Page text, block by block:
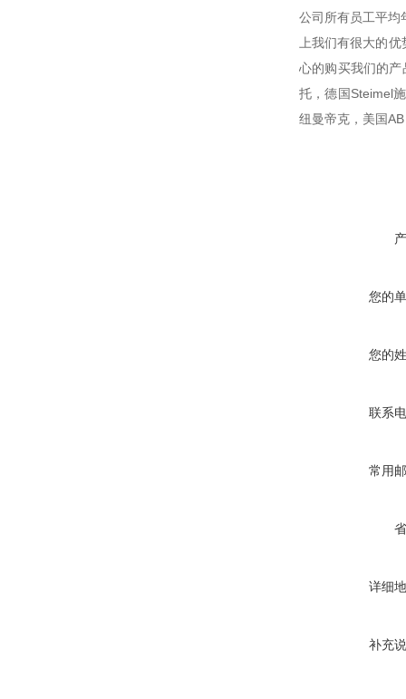
公司所有员工平均
上我们有很大的
心的购买我们的
托，德国Steimel
纽曼帝克，美国
您的
您的
联系
常用
详细
补充